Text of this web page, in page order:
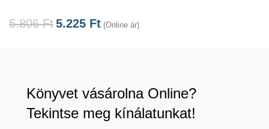
5.806Ft5.225 Ft (Online ár)
Könyvet vásárolna Online?
Tekintse meg kínálatunkat!